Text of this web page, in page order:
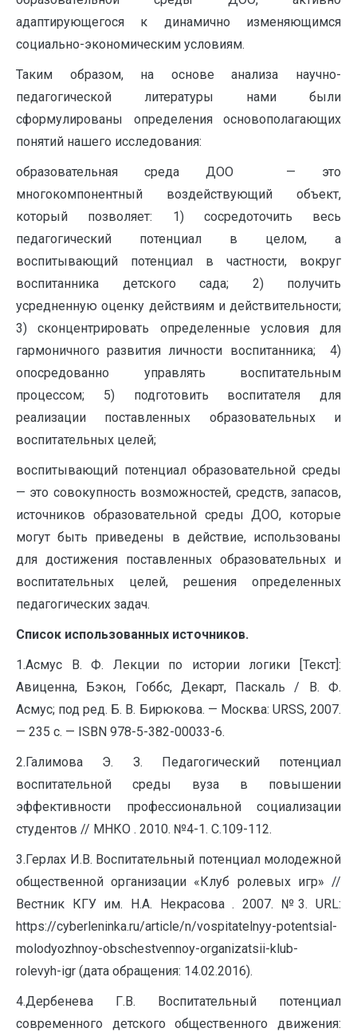
адаптирующегося к динамично изменяющимся
социально-экономическим условиям.
Таким образом, на основе анализа научно-
педагогической литературы нами были
сформулированы определения основополагающих
понятий нашего исследования:
образовательная среда ДОО — это
многокомпонентный воздействующий объект,
который позволяет: 1) сосредоточить весь
педагогический потенциал в целом, а
воспитывающий потенциал в частности, вокруг
воспитанника детского сада; 2) получить
усредненную оценку действиям и действительности;
3) сконцентрировать определенные условия для
гармоничного развития личности воспитанника; 4)
опосредованно управлять воспитательным
процессом; 5) подготовить воспитателя для
реализации поставленных образовательных и
воспитательных целей;
воспитывающий потенциал образовательной среды
— это совокупность возможностей, средств, запасов,
источников образовательной среды ДОО, которые
могут быть приведены в действие, использованы
для достижения поставленных образовательных и
воспитательных целей, решения определенных
педагогических задач.
Список использованных источников.
1.Асмус В. Ф. Лекции по истории логики [Текст]:
Авиценна, Бэкон, Гоббс, Декарт, Паскаль / В. Ф.
Асмус; под ред. Б. В. Бирюкова. — Москва: URSS, 2007.
— 235 с. — ISBN 978-5-382-00033-6.
2.Галимова Э. З. Педагогический потенциал
воспитательной среды вуза в повышении
эффективности профессиональной социализации
студентов // МНКО . 2010. №4-1. С.109-112.
3.Герлах И.В. Воспитательный потенциал молодежной
общественной организации «Клуб ролевых игр» //
Вестник КГУ им. Н.А. Некрасова . 2007. №3. URL:
https://cyberleninka.ru/article/n/vospitatelnyy-potentsial-
molodyozhnoy-obschestvennoy-organizatsii-klub-
rolevyh-igr (дата обращения: 14.02.2016).
4.Дербенева Г.В. Воспитательный потенциал
современного детского общественного движения: